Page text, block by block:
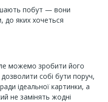
побут — вони
до яких хочеться
можемо зробити його
собі бути поруч,
ідеальної картинки, а
не замінять жодні